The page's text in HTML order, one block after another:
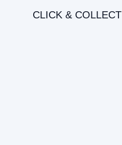
CLICK & COLLECT